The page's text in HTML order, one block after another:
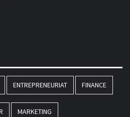
ENTREPRENEURIAT FINANCE
MARKETING